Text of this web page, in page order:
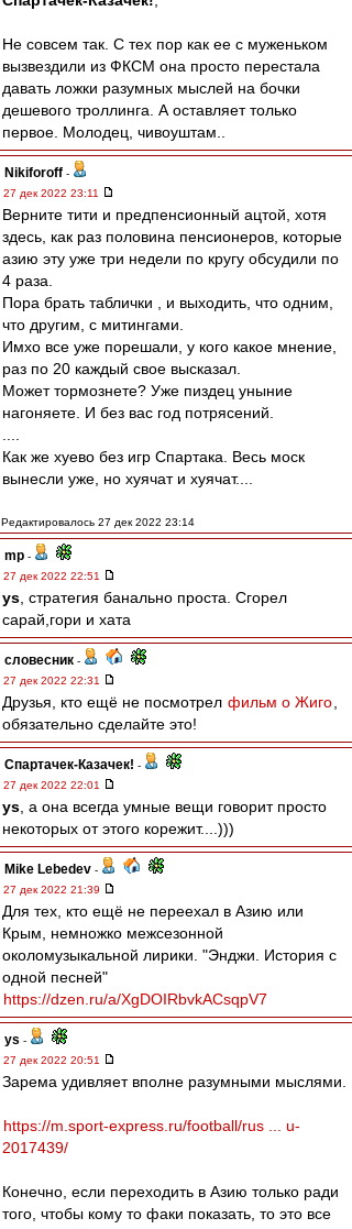
Не совсем так. С тех пор как ее с муженьком
вызвездили из ФКСМ она просто перестала
давать ложки разумных мыслей на бочки
дешевого троллинга. А оставляет только
первое. Молодец, чивоуштам..
Nikiforoff -
27 дек 2022 23:11
Верните тити и предпенсионный ацтой, хотя
здесь, как раз половина пенсионеров, которые
азию эту уже три недели по кругу обсудили по
4 раза.
Пора брать таблички , и выходить, что одним,
что другим, с митингами.
Имхо все уже порешали, у кого какое мнение,
раз по 20 каждый свое высказал.
Может тормознете? Уже пиздец уныние
нагоняете. И без вас год потрясений.
Как же хуево без игр Спартака. Весь моск
вынесли уже, но хуячат и хуячат....
Редактировалось 27 дек 2022 23:14
mp -
27 дек 2022 22:51
ys , стратегия банально проста. Сгорел
сарай,гори и хата
словесник -
27 дек 2022 22:31
Друзья, кто ещё не посмотрел фильм о Жиго
обязательно сделайте это!
Спартачек-Казачек! -
27 дек 2022 22:01
ys , а она всегда умные вещи говорит просто
некоторых от этого корежит....)))
Mike Lebedev -
27 дек 2022 21:39
Для тех, кто ещё не переехал в Азию или
Крым, немножко межсезонной
околомузыкальной лирики. "Энджи. История с
одной песней"
https://dzen.ru/a/XgDOIRbvkACsqpV7
ys -
27 дек 2022 20:51
Зарема удивляет вполне разумными мыслями.
https://m.sport-express.ru/football/rus ... u-
2017439/
Конечно, если переходить в Азию только ради
того, чтобы кому то факи показать, то это все